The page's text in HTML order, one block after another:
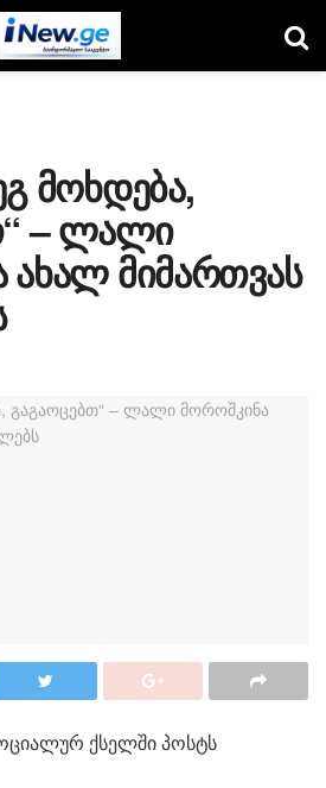
მოხდება,
– ლალი
ახალ მიმართვას
ქსელში პოსტს